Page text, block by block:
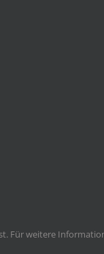
Für weitere